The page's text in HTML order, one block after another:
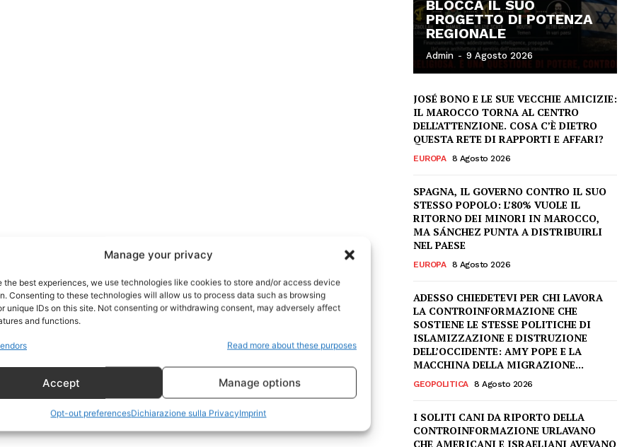
Manage your privacy
the best experiences, we use technologies like cookies to store and/or access device
Consenting to these technologies will allow us to process data such as browsing
unique IDs on this site. Not consenting or withdrawing consent, may adversely affect
and functions.
Read more about these purposes
Accept Manage options
Opt-out preferencesDichiarazione sulla PrivacyImprint
Geopolitica
BLOCCA IL SUO
PROGETTO DI POTENZA
REGIONALE
Admin - 9 Agosto 2026
JOSÉ BONO E LE SUE VECCHIE AMICIZIE:
IL MAROCCO TORNA AL CENTRO
DELL’ATTENZIONE. COSA C’È DIETRO
QUESTA RETE DI RAPPORTI E AFFARI?
EUROPA 8 Agosto 2026
SPAGNA, IL GOVERNO CONTRO IL SUO
STESSO POPOLO: L’80% VUOLE IL
RITORNO DEI MINORI IN MAROCCO,
MA SÁNCHEZ PUNTA A DISTRIBUIRLI
NEL PAESE
EUROPA 8 Agosto 2026
ADESSO CHIEDETEVI PER CHI LAVORA
LA CONTROINFORMAZIONE CHE
SOSTIENE LE STESSE POLITICHE DI
ISLAMIZZAZIONE E DISTRUZIONE
DELL’OCCIDENTE: AMY POPE E LA
MACCHINA DELLA MIGRAZIONE...
GEOPOLITICA 8 Agosto 2026
I SOLITI CANI DA RIPORTO DELLA
CONTROINFORMAZIONE URLAVANO
CHE AMERICANI E ISRAELIANI AVEVANO